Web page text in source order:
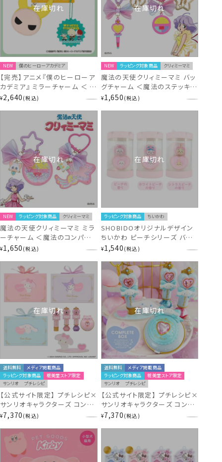
在庫切れ
NEW 僕のヒーローアカデミア
【完売】アニメ『僕のヒーローア
カデミア』 ミラーチャーム ＜ 緑
谷出久・爆豪勝己・轟焦凍 ＞
¥2,640 税込
在庫切れ
NEW ラッピング対象商品 クリィミーマミ
魔法の天使クリィミーマミ バッ
グチャーム ＜魔法のステッキ /
魔法のコンパクト ＞ shobido
¥1,650 税込
在庫切れ
NEW ラッピング対象商品 クリィミーマミ
魔法の天使クリィミーマミ ミラ
ーチャーム ＜魔法のコンパクト
/ ルミナスター ＞ shobido 粧
¥1,650 税込
在庫切れ
ラッピング対象商品 ちいかわ
SHOBIDOオリジナルデザイン
ちいかわ ピーチシリーズ バス
タイムギフト ＜ ちいかわ ／ ハ
粧美堂 SHOBID
¥1,540 税込
在庫切れ
送料無料
メディア掲載商品
ラッピング対象商品
粧美堂ストア限定
サンリオ
プチレシピ
【公式サイト限定】 プチレシピ×
サンリオキャラクターズ コンプ
リートBOXセット コスメ4点セッ
シナモロール ＞ サンリオ 粧美
堂 SHOBIDO
¥7,370 税込
在庫切れ
送料無料
メディア掲載商品
ラッピング対象商品
粧美堂ストア限定
サンリオ
プチレシピ
【公式サイト限定】 プチレシピ×
サンリオキャラクターズ コンプ
リートBOXセット コスメ4点セッ
¥7,370 税込